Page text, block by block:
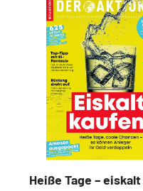
Heiße Tage –